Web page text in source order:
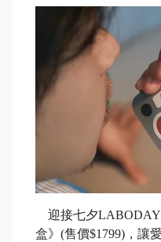
迎接七夕LABODAY
盒》(售價$1799)，讓